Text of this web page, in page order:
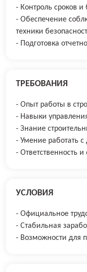
- Контроль сроков
- Обеспечение
техники
- Подготовка
ТРЕБОВАНИЯ
- Опыт работы в
- Навыки
- Знание
- Умение работать
- Ответственность и
УСЛОВИЯ
- Официальное
- Стабильная
- Возможности для